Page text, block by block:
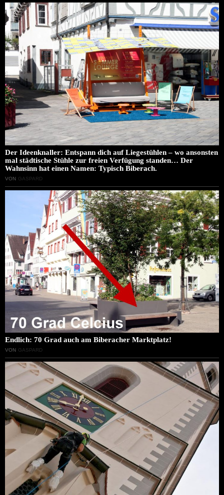
Der Ideenknaller: Entspann dich auf Liegestühlen – wo ansonsten
mal städtische Stühle zur freien Verfügung standen… Der
Wahnsinn hat einen Namen: Typisch Biberach.
VON GASPARD
Endlich: 70 Grad auch am Biberacher Marktplatz!
VON GASPARD